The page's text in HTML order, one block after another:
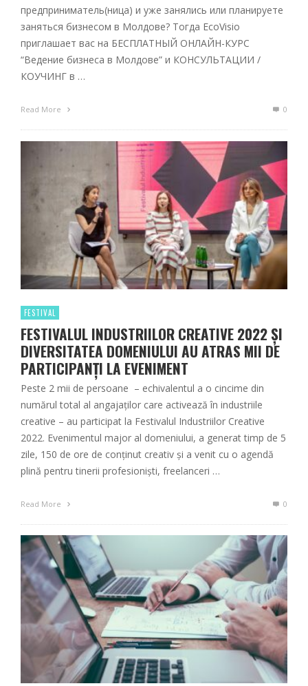
предприниматель(ница) и уже занялись или планируете
заняться бизнесом в Молдове? Тогда EcoVisio
приглашает вас на БЕСПЛАТНЫЙ ОНЛАЙН-КУРС
“Ведение бизнеса в Молдове” и КОНСУЛЬТАЦИИ /
КОУЧИНГ в …
Read More 0
FESTIVAL
FESTIVALUL INDUSTRIILOR CREATIVE 2022 ȘI
DIVERSITATEA DOMENIULUI AU ATRAS MII DE
PARTICIPANȚI LA EVENIMENT
Peste 2 mii de persoane – echivalentul a o cincime din
numărul total al angajaților care activează în industriile
creative – au participat la Festivalul Industriilor Creative
2022. Evenimentul major al domeniului, a generat timp de 5
zile, 150 de ore de conținut creativ și a venit cu o agendă
plină pentru tinerii profesioniști, freelanceri …
Read More 0